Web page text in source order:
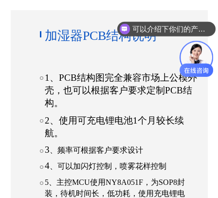
加湿器PCB结构说明
1、PCB结构图完全兼容市场上公模外
壳，也可以根据客户要求定制PCB结
构。
2、使用可充电锂电池1个月较长续
航。
3 、频率可根据客户要求设计
4、可以加闪灯控制，喷雾花样控制
5、主控MCU使用NY8A051F，为SOP8封
装，待机时间长，低功耗，使用充电锂电
可以介绍下你们的产品么？